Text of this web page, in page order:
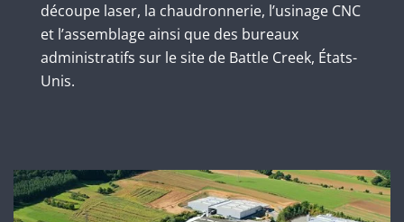
découpe laser, la chaudronnerie, l’usinage CNC
et l’assemblage ainsi que des bureaux
administratifs sur le site de Battle Creek, États-
Unis.